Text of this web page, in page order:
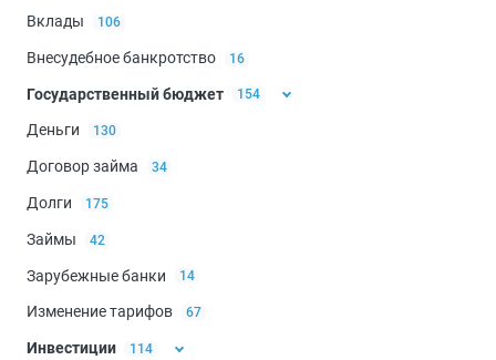
Вклады 106
Внесудебное банкротство 16
Государственный бюджет 154
Бюджетная классификация
Бюджетные правоотношения
Деньги 130
Договор займа 34
Долги 175
Займы 42
Зарубежные банки 14
Изменение тарифов 67
Инвестиции 114